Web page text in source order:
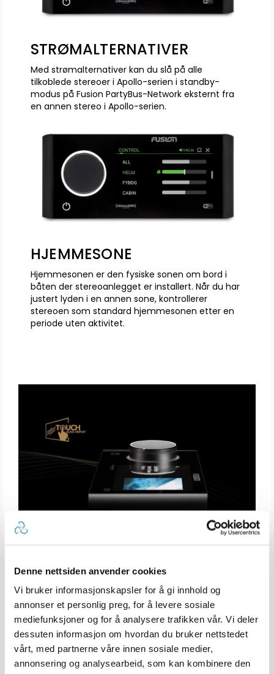
Denne nettsiden anvender cookies
Vi bruker informasjonskapsler for å gi innhold og
annonser et personlig preg, for å levere sosiale
mediefunksjoner og for å analysere trafikken vår. Vi deler
dessuten informasjon om hvordan du bruker nettstedet
vårt, med partnerne våre innen sosiale medier,
annonsering og analysearbeid, som kan kombinere den
STRØMALTERNATIVER
Med strømalternativer kan du slå på alle
tilkoblede stereoer i Apollo-serien i standby-
modus på Fusion PartyBus-Network eksternt fra
en annen stereo i Apollo-serien.
HJEMMESONE
Hjemmesonen er den fysiske sonen om bord i
båten der stereoanlegget er installert. Når du har
justert lyden i en annen sone, kontrollerer
stereoen som standard hjemmesonen etter en
periode uten aktivitet.
Berøringsskjerm.